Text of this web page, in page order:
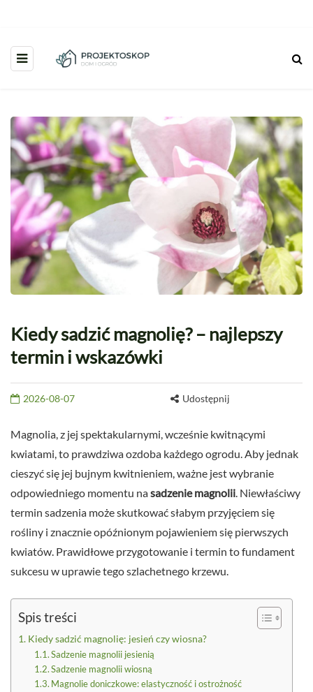
Kiedy sadzić magnolię? – najlepszy
termin i wskazówki
2026-08-07 Udostępnij
Magnolia, z jej spektakularnymi, wcześnie kwitnącymi
kwiatami, to prawdziwa ozdoba każdego ogrodu. Aby jednak
cieszyć się jej bujnym kwitnieniem, ważne jest wybranie
odpowiedniego momentu nasadzenie magnolii. Niewłaściwy
termin sadzenia może skutkować słabym przyjęciem się
rośliny i znacznie opóźnionym pojawieniem się pierwszych
kwiatów. Prawidłowe przygotowanie i termin to fundament
sukcesu w uprawie tego szlachetnego krzewu.
Spis treści
Kiedy sadzić magnolię: jesień czy wiosna?
Sadzenie magnolii jesienią
Sadzenie magnolii wiosną
Magnolie doniczkowe: elastyczność i ostrożność